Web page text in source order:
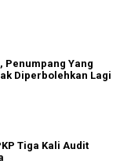
Yang
Diperbolehkan Lagi
Tiga Kali Audit